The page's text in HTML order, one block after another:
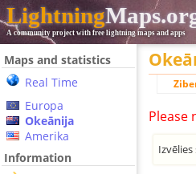
Lightning
A community project with free lightning maps and apps
Maps and statistics
Real Time
Europa
Okeānija
Amerika
Information
Please